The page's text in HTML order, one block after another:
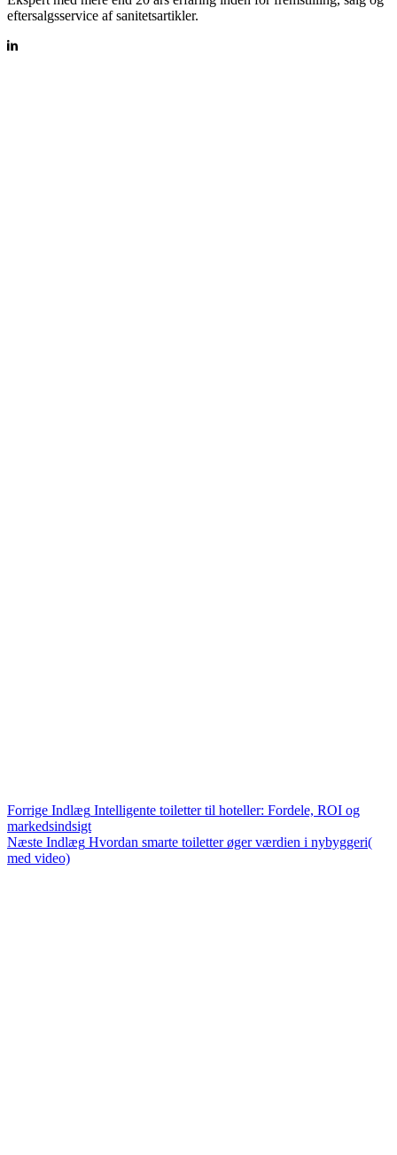
eftersalgsservice af sanitetsartikler.
Forrige Indlæg Intelligente toiletter til hoteller: Fordele, ROI og
markedsindsigt
Næste Indlæg Hvordan smarte toiletter øger værdien i nybyggeri(
med video)